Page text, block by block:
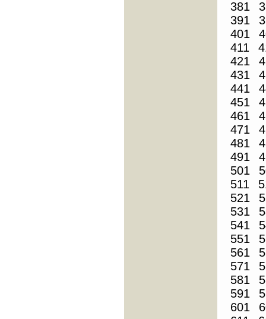
381
391
401
411
421
431
441
451
461
471
481
491
501
511
521
531
541
551
561
571
581
591
601